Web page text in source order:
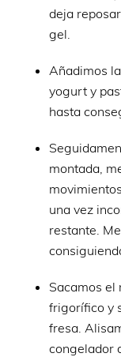
deja
gel.
Añadimos
yogurt y
hasta
montada,
una vez
restante.
Sacamos el
frigorífico y
fresa.
congelador